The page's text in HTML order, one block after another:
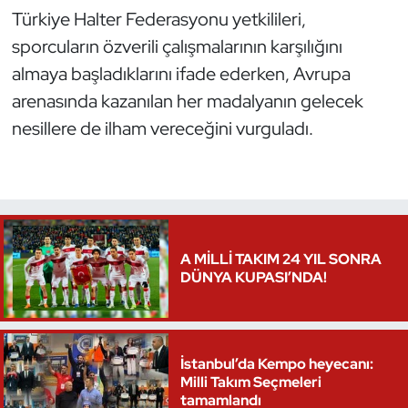
Türkiye Halter Federasyonu yetkilileri,
sporcuların özverili çalışmalarının karşılığını
almaya başladıklarını ifade ederken, Avrupa
arenasında kazanılan her madalyanın gelecek
nesillere de ilham vereceğini vurguladı.
A MİLLİ TAKIM 24 YIL SONRA
DÜNYA KUPASI’NDA!
İstanbul’da Kempo heyecanı:
Milli Takım Seçmeleri
tamamlandı
Oryantiring
Özel Sporcular
Paralimpik
Satranç
Su Topu
Sualtı Sporları
Tekvando
Tenis